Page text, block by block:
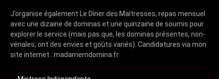
J’organise également Le Dîner des Maîtresses, repas mensuel
avec une dizaine de dominas et une quinzaine de soumis pour
explorer le service (mais pas que, les dominas présentes, non-
vénales, ont des envies et goûts variés). Candidatures via mon
site internet : madamemdomina.fr